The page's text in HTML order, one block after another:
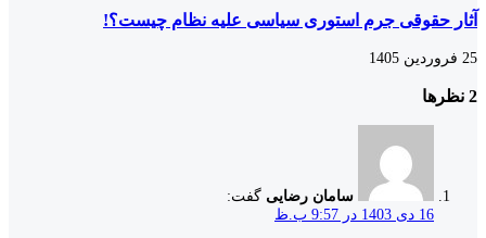
آثار حقوقی جرم استوری سیاسی علیه نظام چیست؟!
25 فروردین 1405
‫2 نظرها
سامان رضایی گفت:
16 دی 1403 در 9:57 ب.ظ